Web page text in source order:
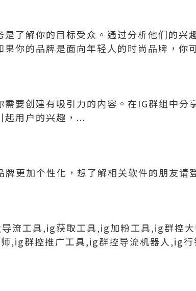
了解你的目标受众。通过分析他们的兴
你的品牌是面向年轻人的时尚品牌，你
要创建有吸引力的内容。在IG群组中分
起用户的兴趣，...
牌更加个性化，想了解相关软件的朋友
流工具,ig获取工具,ig加粉工具,ig群控
,ig群控推广工具,ig群控导流机器人,ig